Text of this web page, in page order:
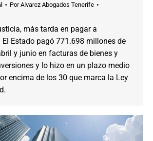
PorAlvarez Abogados Tenerife
más tarda en pagar a
El Estado pagó 771.698 millones de
y junio en facturas de bienes y
y lo hizo en un plazo medio
encima de los 30 que marca la Ley